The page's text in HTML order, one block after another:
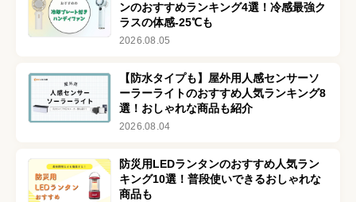
ンのおすすめランキング4選！冷感最強ク
ラスの体感-25℃も
2026.08.05
【防水タイプも】屋外用人感センサーソ
ーラーライトのおすすめ人気ランキング8
選！おしゃれな商品も紹介
2026.08.04
防災用LEDランタンのおすすめ人気ラン
キング10選！普段使いできるおしゃれな
商品も